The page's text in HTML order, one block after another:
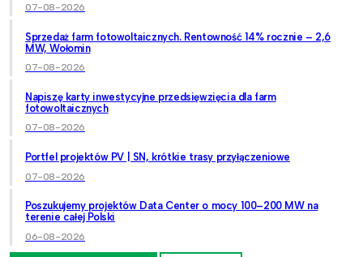
07-08-2026
Sprzedaż farm fotowoltaicznych. Rentowność 14% rocznie – 2,6
MW, Wołomin
07-08-2026
Napiszę karty inwestycyjne przedsięwzięcia dla farm
fotowoltaicznych
07-08-2026
Portfel projektów PV | SN, krótkie trasy przyłączeniowe
07-08-2026
Poszukujemy projektów Data Center o mocy 100–200 MW na
terenie całej Polski
06-08-2026